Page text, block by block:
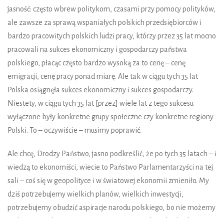
jasność: często wbrew politykom, czasami przy pomocy polityków,
ale zawsze za sprawą wspaniałych polskich przedsiębiorców i
bardzo pracowitych polskich ludzi pracy, którzy przez 35 lat mocno
pracowali na sukces ekonomiczny i gospodarczy państwa
polskiego, płacąc często bardzo wysoką za to cenę – cenę
emigracji, cenę pracy ponad miarę. Ale tak w ciągu tych 35 lat
Polska osiągnęła sukces ekonomiczny i sukces gospodarczy.
Niestety, w ciągu tych 35 lat [przez] wiele lat z tego sukcesu
wyłączone były konkretne grupy społeczne czy konkretne regiony
Polski. To – oczywiście – musimy poprawić.
Ale chcę, Drodzy Państwo, jasno podkreślić, że po tych 35 latach – i
wiedzą to ekonomiści, wiecie to Państwo Parlamentarzyści na tej
sali – coś się w geopolityce i w światowej ekonomii zmieniło. My
dziś potrzebujemy wielkich planów, wielkich inwestycji,
potrzebujemy obudzić aspiracje narodu polskiego, bo nie możemy